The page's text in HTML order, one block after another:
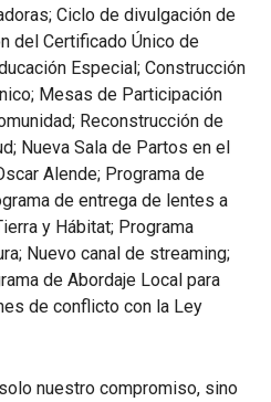
Ciclo de divulgación de
del Certificado Único de
Especial; Construcción
Mesas de Participación
Reconstrucción de
Nueva Sala de Partos en el
Alende; Programa de
de entrega de lentes a
y Hábitat; Programa
Nuevo canal de streaming;
de Abordaje Local para
de conflicto con la Ley
nuestro compromiso, sino